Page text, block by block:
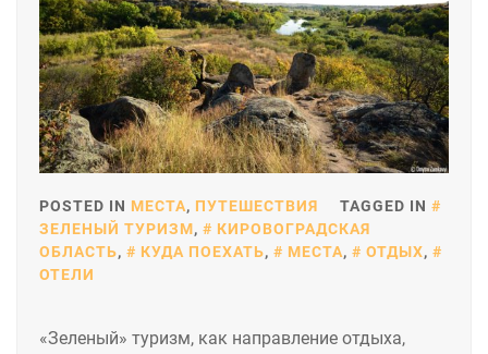
POSTED IN МЕСТА, ПУТЕШЕСТВИЯ
TAGGED IN
ЗЕЛЕНЫЙ ТУРИЗМ,
КИРОВОГРАДСКАЯ
ОБЛАСТЬ, КУДА ПОЕХАТЬ, МЕСТА, ОТДЫХ,
ОТЕЛИ
«Зеленый» туризм, как направление отдыха,